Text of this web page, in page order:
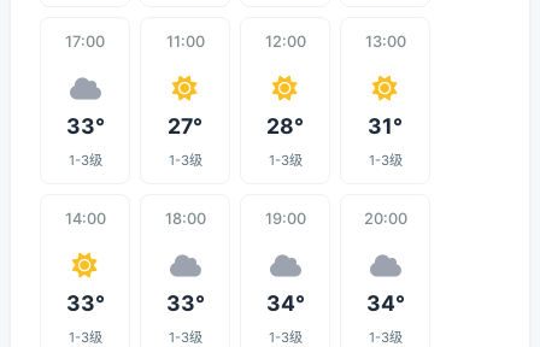
17:00
33°
1-3级
11:00
27°
1-3级
12:00
28°
1-3级
13:00
31°
1-3级
14:00
33°
1-3级
18:00
33°
1-3级
19:00
34°
1-3级
20:00
34°
1-3级